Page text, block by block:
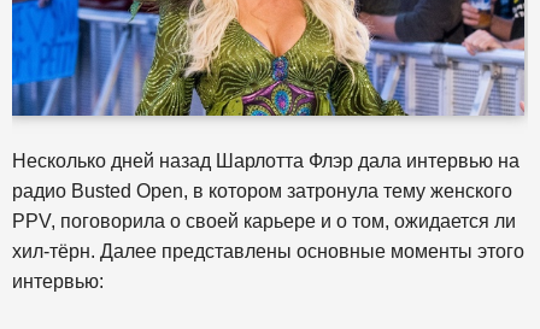
Несколько дней назад Шарлотта Флэр дала интервью на
радио Busted Open, в котором затронула тему женского
PPV, поговорила о своей карьере и о том, ожидается ли
хил-тёрн. Далее представлены основные моменты этого
интервью: